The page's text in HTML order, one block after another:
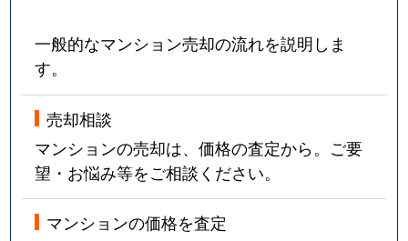
一般的なマンション売却の流れを説明しま
す。
売却相談
マンションの売却は、価格の査定から。ご要
望・お悩み等をご相談ください。
マンションの価格を査定